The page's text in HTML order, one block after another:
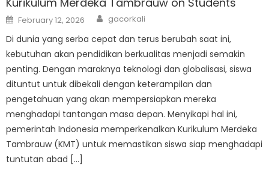
Posted
on
February 12, 2026 Author
gacorkali
Di dunia yang serba cepat dan terus berubah saat ini,
kebutuhan akan pendidikan berkualitas menjadi semakin
penting. Dengan maraknya teknologi dan globalisasi, siswa
dituntut untuk dibekali dengan keterampilan dan
pengetahuan yang akan mempersiapkan mereka
menghadapi tantangan masa depan. Menyikapi hal ini,
pemerintah Indonesia memperkenalkan Kurikulum Merdeka
Tambrauw (KMT) untuk memastikan siswa siap menghadapi
tuntutan abad […]